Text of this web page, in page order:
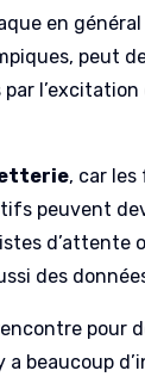
en
peut
, car
peuvent
des
pour
beaucoup